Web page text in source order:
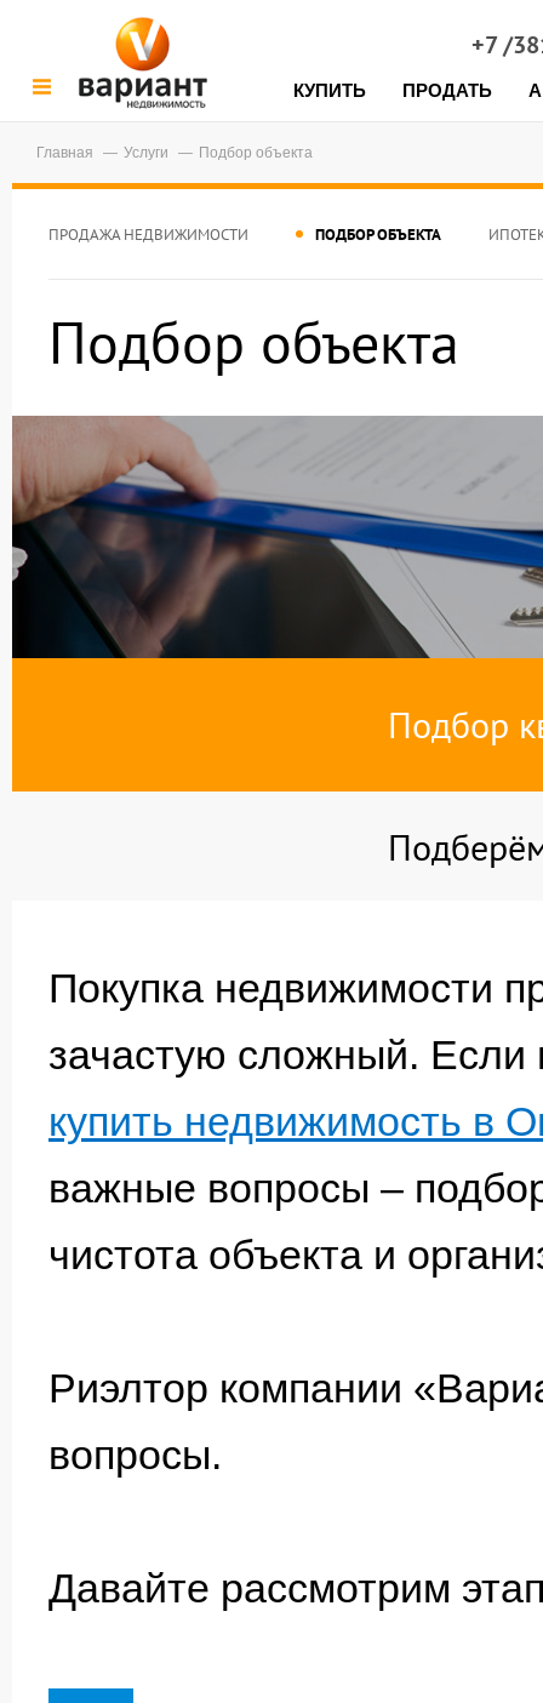
+7 /
КУПИТЬ ПРОДАТЬ
Главная Услуги Подбор объекта
ПРОДАЖА НЕДВИЖИМОСТИ ПОДБОР ОБЪЕКТА
Подбор объекта
Подбор
Покупка недвижимости
зачастую сложный.
купить недвижимость в
важные вопросы –
чистота объекта и
Риэлтор компании
вопросы.
Давайте рассмотрим